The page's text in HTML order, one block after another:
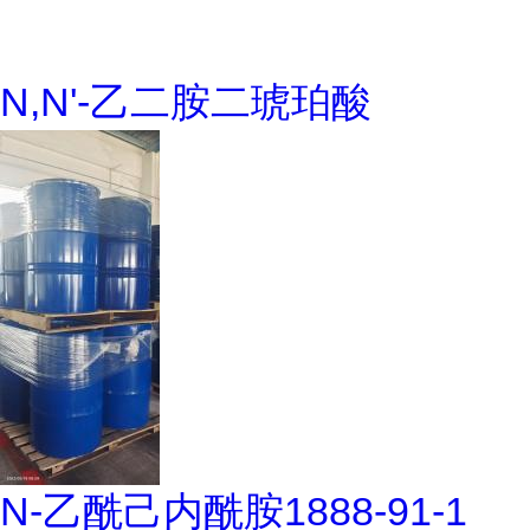
N,N'-乙二胺二琥珀酸
N-乙酰己内酰胺1888-91-1